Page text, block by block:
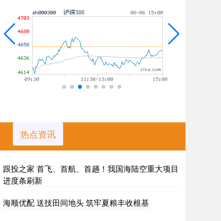
热点资讯
跟投之家 首飞、首航、首趟！我国海陆空重大项目
进度条刷新
海顺优配 送技田间地头 筑牢夏粮丰收根基